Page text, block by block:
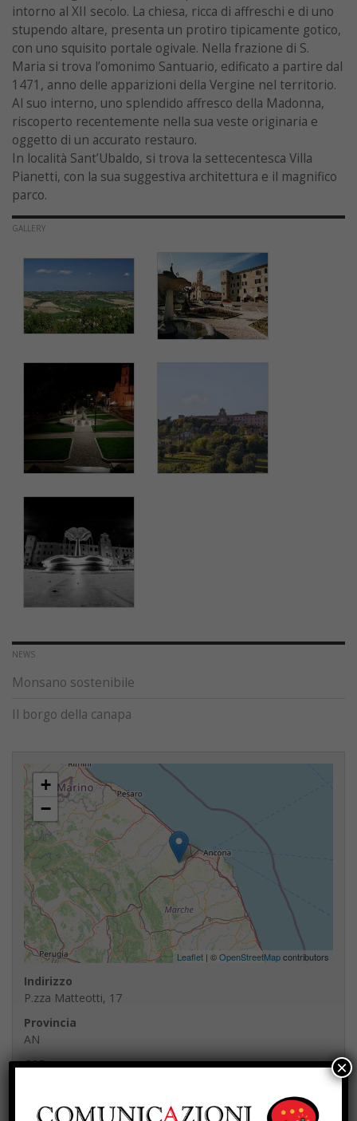
intorno al XII secolo. La chiesa, ricca di affreschi e di uno
stupendo altare, presenta un protiro tipicamente gotico,
con uno squisito portale ogivale. Nella frazione di S.
Maria si trova l’omonimo Santuario, edificato a partire dal
1471, anno delle apparizioni della Vergine nel territorio.
Al suo interno, uno splendido affresco della Madonna,
riscoperto recentemente nella sua veste originaria e
oggetto di un accurato restauro.
In località Sant’Ubaldo, si trova la settecentesca Villa
Pianetti, con la sua suggestiva architettura e il magnifico
parco.
GALLERY
NEWS
Monsano sostenibile
Il borgo della canapa
+
−
Leaflet | ©OpenStreetMapcontributors
Indirizzo
P.zza Matteotti, 17
Provincia
AN
CAP
Roberto Campelli, sindaco
×